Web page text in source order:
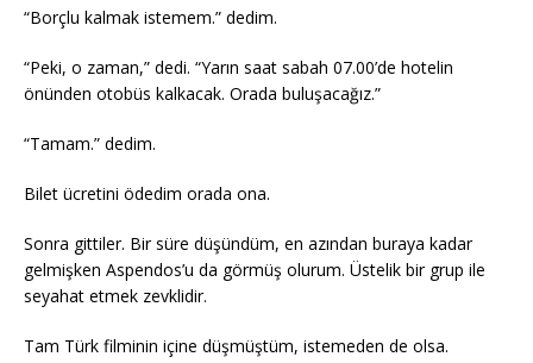
“Borçlu kalmak istemem.” dedim.
“Peki, o zaman,” dedi. “Yarın saat sabah 07.00’de hotelin
önünden otobüs kalkacak. Orada buluşacağız.”
“Tamam.” dedim.
Bilet ücretini ödedim orada ona.
Sonra gittiler. Bir süre düşündüm, en azından buraya kadar
gelmişken Aspendos’u da görmüş olurum. Üstelik bir grup ile
seyahat etmek zevklidir.
Tam Türk filminin içine düşmüştüm, istemeden de olsa.